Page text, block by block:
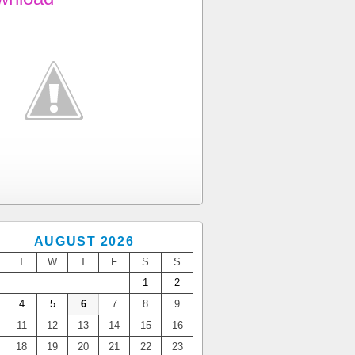
AUGUST 2026
T W T F S
S
1
2
4 5 6 7 8
9
11 12 13 14 15
16
18 19 20 21 22
23